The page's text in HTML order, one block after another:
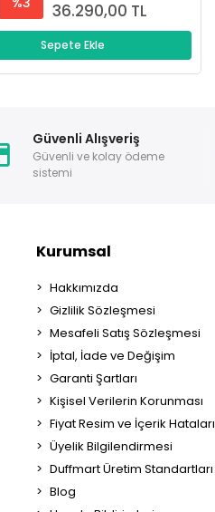
36.290,00 TL
Sepete Ekle
Güvenli Alışveriş
Güvenli ve kolay ödeme
sistemi
Kurumsal
Hakkımızda
Gizlilik Sözleşmesi
Mesafeli Satış Sözleşmesi
İptal, İade ve Değişim
Garanti Şartları
Kişisel Verilerin Korunması
Fiyat Resim ve İçerik Hataları
Üyelik Bilgilendirmesi
Duffmart Üretim Standartları
Blog